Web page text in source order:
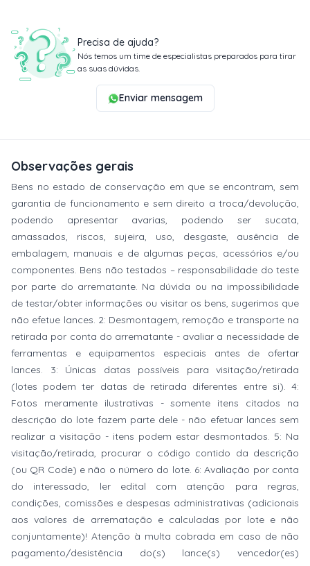
Precisa de ajuda?
Nós temos um time de especialistas preparados para tirar
as suas dúvidas.
Enviar mensagem
Observações gerais
Bens no estado de conservação em que se encontram, sem
garantia de funcionamento e sem direito a troca/devolução,
podendo apresentar avarias, podendo ser sucata,
amassados, riscos, sujeira, uso, desgaste, ausência de
embalagem, manuais e de algumas peças, acessórios e/ou
componentes. Bens não testados – responsabilidade do teste
por parte do arrematante. Na dúvida ou na impossibilidade
de testar/obter informações ou visitar os bens, sugerimos que
não efetue lances. 2: Desmontagem, remoção e transporte na
retirada por conta do arrematante - avaliar a necessidade de
ferramentas e equipamentos especiais antes de ofertar
lances. 3: Únicas datas possíveis para visitação/retirada
(lotes podem ter datas de retirada diferentes entre si). 4:
Fotos meramente ilustrativas - somente itens citados na
descrição do lote fazem parte dele - não efetuar lances sem
realizar a visitação - itens podem estar desmontados. 5: Na
visitação/retirada, procurar o código contido da descrição
(ou QR Code) e não o número do lote. 6: Avaliação por conta
do interessado, ler edital com atenção para regras,
condições, comissões e despesas administrativas (adicionais
aos valores de arrematação e calculadas por lote e não
conjuntamente)! Atenção à multa cobrada em caso de não
pagamento/desistência do(s) lance(s) vencedor(es)